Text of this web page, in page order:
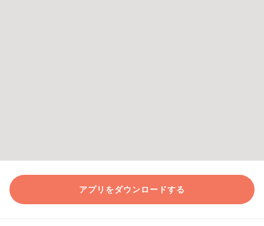
アプリをダウンロードする